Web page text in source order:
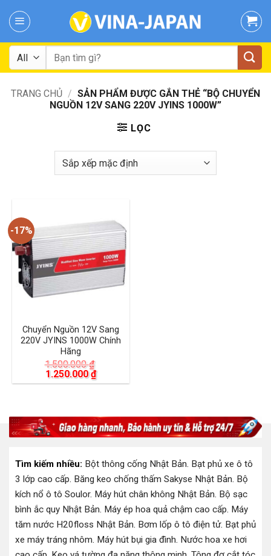
Tìm
kiếm:
TRANG CHỦ / SẢN PHẨM ĐƯỢC GẮN THẺ “BỘ CHUYỂN
NGUỒN 12V SANG 220V JYINS 1000W”
LỌC
-17%
Chuyển Nguồn 12V Sang
220V JYINS 1000W Chính
Hãng
1.500.000₫
Giá
gốc
1.250.000₫Giá
hiện
Tìm kiếm nhiều: Bột thông cống Nhật Bản. Bạt phủ xe ô tô
3 lớp cao cấp. Băng keo chống thấm Sakyse Nhật Bản. Bộ
kích nổ ô tô Soulor. Máy hút chân không Nhật Bản. Bộ sạc
bình ắc quy Nhật Bản. Máy ép hoa quả chậm cao cấp. Máy
tăm nước H20floss Nhật Bản. Bơm lốp ô tô điện tử. Bạt phủ
xe máy tráng nhôm. Máy hút bụi gia đình. Nước hoa xe hơi